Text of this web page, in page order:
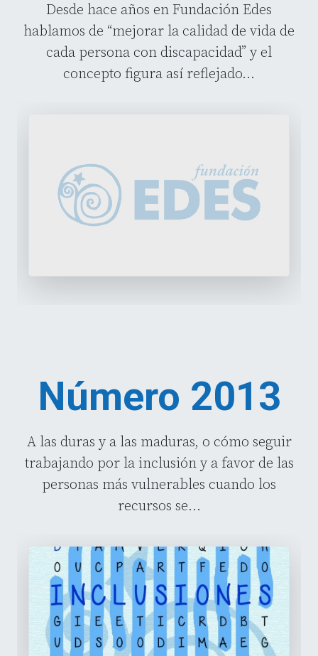
Desde hace años en Fundación Edes
hablamos de “mejorar la calidad de vida de
cada persona con discapacidad” y el
concepto figura así reflejado...
Número 2013
A las duras y a las maduras, o cómo seguir
trabajando por la inclusión y a favor de las
personas más vulnerables cuando los
recursos se...